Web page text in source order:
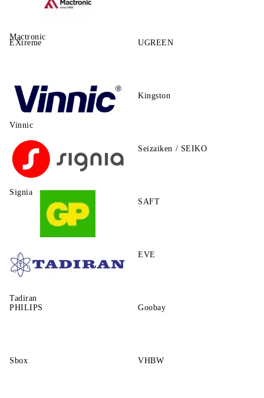
Mactronic
EXtreme UGREEN
Vinnic
Kingston
Signia
Seizaiken / SEIKO
SAFT
Tadiran
EVE
PHILIPS Goobay
Sbox VHBW